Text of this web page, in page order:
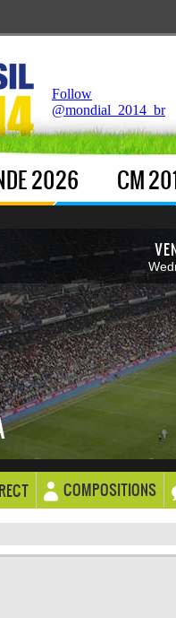
Follow
@mondial_2014_br
2026 CM
COMPOSITIONS